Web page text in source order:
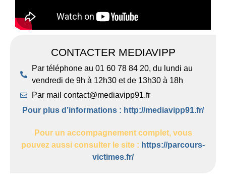
CONTACTER MEDIAVIPP
Par téléphone au 01 60 78 84 20, du lundi au
vendredi de 9h à 12h30 et de 13h30 à 18h
Par mail contact@mediavipp91.fr
Pour plus d’informations : http://mediavipp91.fr/
Pour un accompagnement complet, vous
pouvez aussi consulter le site : https://parcours-
victimes.fr/